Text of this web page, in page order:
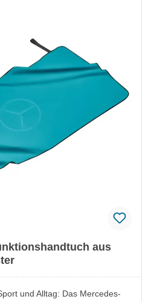
by MÖVE
aus
und Alltag: Das Mercedes-